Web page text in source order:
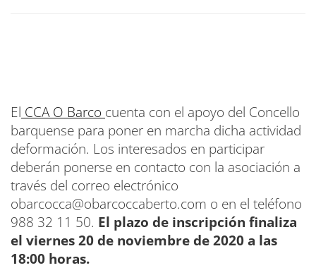
El CCA O Barco cuenta con el apoyo del Concello
barquense para poner en marcha dicha actividad
deformación. Los interesados en participar
deberán ponerse en contacto con la asociación a
través del correo electrónico
obarcocca@obarcoccaberto.com o en el teléfono
988 32 11 50. El plazo de inscripción finaliza
el viernes 20 de noviembre de 2020 a las
18:00 horas.